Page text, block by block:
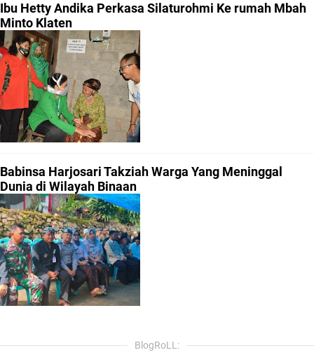
Ibu Hetty Andika Perkasa Silaturohmi Ke rumah Mbah
Minto Klaten
Babinsa Harjosari Takziah Warga Yang Meninggal
Dunia di Wilayah Binaan
BlogRoLL: